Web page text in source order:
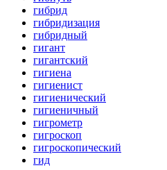
гибрид
гибридизация
гибридный
гигант
гигантский
гигиена
гигиенист
гигиенический
гигиеничный
гигрометр
гигроскоп
гигроскопический
гид